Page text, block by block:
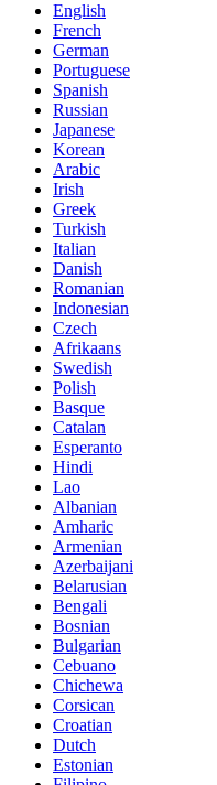
English
French
German
Portuguese
Spanish
Russian
Japanese
Korean
Arabic
Irish
Greek
Turkish
Italian
Danish
Romanian
Indonesian
Czech
Afrikaans
Swedish
Polish
Basque
Catalan
Esperanto
Hindi
Lao
Albanian
Amharic
Armenian
Azerbaijani
Belarusian
Bengali
Bosnian
Bulgarian
Cebuano
Chichewa
Corsican
Croatian
Dutch
Estonian